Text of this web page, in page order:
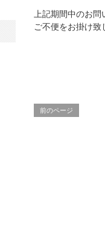
上記期間中のお
ご不便をお掛け
前のページ